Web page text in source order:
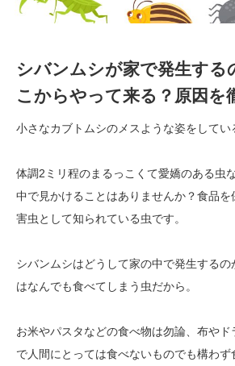
シバンムシが家で発生する
こからやって来る？原因を
小さなカブトムシのメスような姿をしてい
体調2ミリ程のまるっこくて愛嬌のある虫
中で見かけることはありませんか？食品を
害虫として知られている虫です。
シバンムシはどうして家の中で発生するの
はなんでも食べてしまう虫だから。
お米やパスタなどの食べ物は勿論、布やド
で人間にとっては食べないものでも構わず